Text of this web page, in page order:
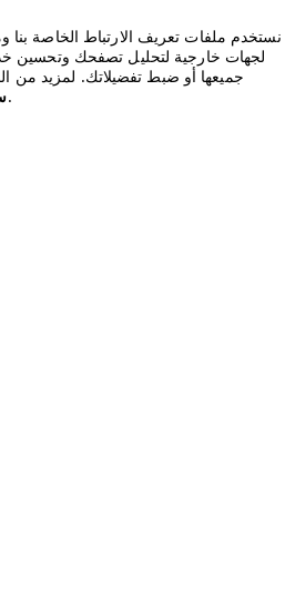
نستخدم ملفات تعريف الارتباط الخاصة بنا
لجهات خارجية لتحليل تصفحك وتحسين
جميعها أو ضبط تفضيلاتك. لمزيد من
.
the brand